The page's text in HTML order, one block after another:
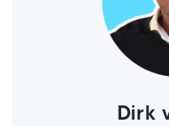
Dirk